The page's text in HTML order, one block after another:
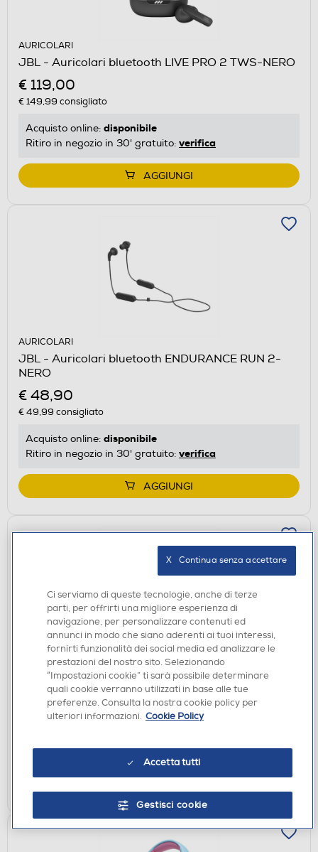
AURICOLARI
JBL - Auricolari bluetooth LIVE PRO 2 TWS-NERO
€ 119,00
€ 149,99 consigliato
Acquisto online: disponibile
Ritiro in negozio in 30' gratuito: verifica
AGGIUNGI
AURICOLARI
JBL - Auricolari bluetooth ENDURANCE RUN 2-
NERO
€ 48,90
€ 49,99 consigliato
Acquisto online: disponibile
Ritiro in negozio in 30' gratuito: verifica
AGGIUNGI
AURICOLARI
URBANISTA - Auricolari bluetooth PHOENIX-
Midnight Black - nero
€ 92,90
Ritiro in negozio in 30' gratuito:verifica
Ci serviamo di queste tecnologie, anche di terze
parti, per offrirti una migliore esperienza di
navigazione, per personalizzare contenuti ed
annunci in modo che siano aderenti ai tuoi interessi,
fornirti funzionalità dei social media ed analizzare le
prestazioni del nostro sito. Selezionando
“Impostazioni cookie” ti sarà possibile determinare
quali cookie verranno utilizzati in base alle tue
preferenze. Consulta la nostra cookie policy per
ulteriori informazioni. Cookie Policy
Accetta tutti
Gestisci cookie
X   Continua senza accettare